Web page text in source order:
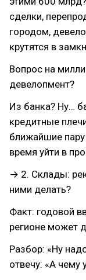
сделки,
городом,
крутятся в
Вопрос на
девелопмент?
Из банка? Ну…
кредитные
ближайшие
время уйти в
→ 2. Склады:
ними делать?
Факт: годовой
регионе может
Разбор: «Ну
отвечу: «А чему